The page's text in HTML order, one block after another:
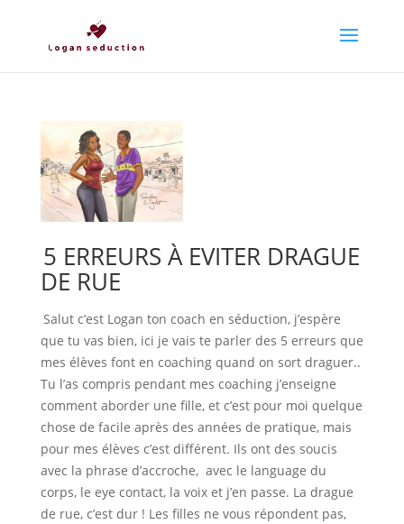
5 ERREURS À EVITER DRAGUE
DE RUE
Salut c’est Logan ton coach en séduction, j’espère
que tu vas bien, ici je vais te parler des 5 erreurs que
mes élèves font en coaching quand on sort draguer..
Tu l’as compris pendant mes coaching j’enseigne
comment aborder une fille, et c’est pour moi quelque
chose de facile après des années de pratique, mais
pour mes élèves c’est différent. Ils ont des soucis
avec la phrase d’accroche, avec le language du
corps, le eye contact, la voix et j’en passe. La drague
de rue, c’est dur ! Les filles ne vous répondent pas,